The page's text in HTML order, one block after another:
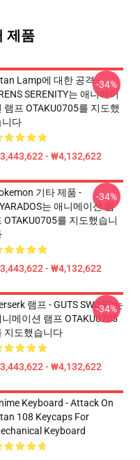
제품
Lamp에 대한 공격 -
SERENITY는 애니메이
램프 OTAKU0705를 지도했
니다
- ₩4,132,622
-34%
기타 제품 -
는 애니메이션 램
OTAKU0705를 지도했습니
- ₩4,132,622
-34%
램프 - GUTS SWORD는
니메이션 램프 OTAKU0705
지도했습니다
- ₩4,132,622
-34%
Keyboard - Attack On
108 Keycaps For
Keyboard